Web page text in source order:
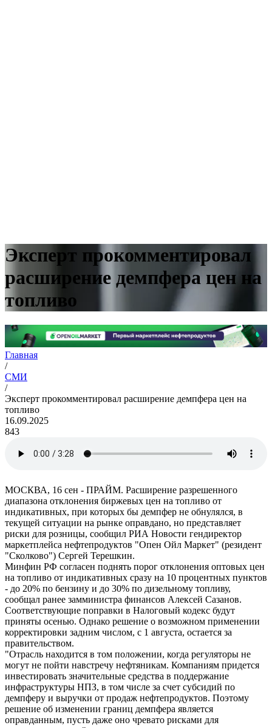
Эксперт прокомментировал
расширение демпфера цен на
топливо
Главная
/
СМИ
/
Эксперт прокомментировал расширение демпфера цен на
топливо
16.09.2025
843
МОСКВА, 16 сен - ПРАЙМ. Расширение разрешенного
диапазона отклонения биржевых цен на топливо от
индикативных, при которых бы демпфер не обнулялся, в
текущей ситуации на рынке оправдано, но представляет
риски для розницы, сообщил РИА Новости гендиректор
маркетплейса нефтепродуктов "Опен Ойл Маркет" (резидент
"Сколково") Сергей Терешкин.
Минфин РФ согласен поднять порог отклонения оптовых цен
на топливо от индикативных сразу на 10 процентных пунктов
- до 20% по бензину и до 30% по дизельному топливу,
сообщал ранее замминистра финансов Алексей Сазанов.
Соответствующие поправки в Налоговый кодекс будут
приняты осенью. Однако решение о возможном применении
корректировки задним числом, с 1 августа, остается за
правительством.
"Отрасль находится в том положении, когда регуляторы не
могут не пойти навстречу нефтяникам. Компаниям придется
инвестировать значительные средства в поддержание
инфраструктуры НПЗ, в том числе за счет субсидий по
демпферу и выручки от продаж нефтепродуктов. Поэтому
решение об изменении границ демпфера является
оправданным, пусть даже оно чревато рисками для